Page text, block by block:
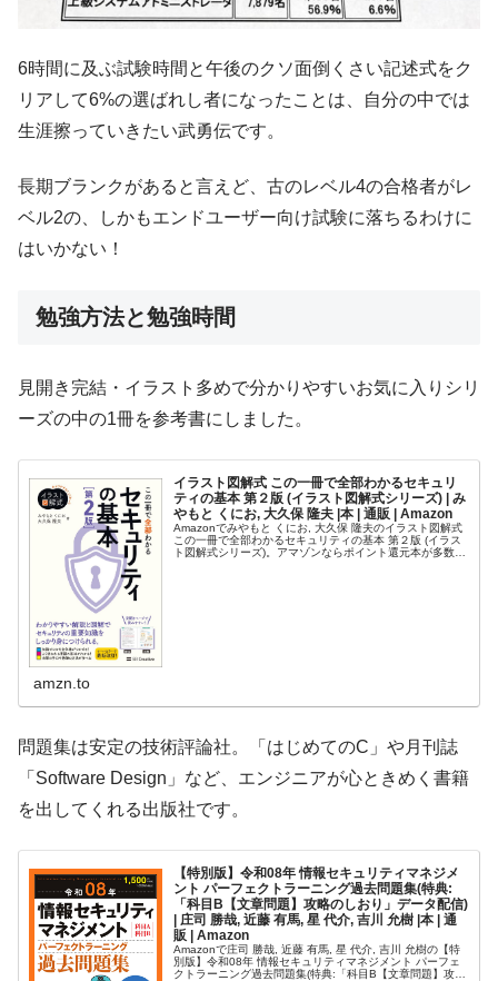
6時間に及ぶ試験時間と午後のクソ面倒くさい記述式をク
リアして6%の選ばれし者になったことは、自分の中では
生涯擦っていきたい武勇伝です。
長期ブランクがあると言えど、古のレベル4の合格者がレ
ベル2の、しかもエンドユーザー向け試験に落ちるわけに
はいかない！
勉強方法と勉強時間
見開き完結・イラスト多めで分かりやすいお気に入りシリ
ーズの中の1冊を参考書にしました。
イラスト図解式 この一冊で全部わかるセキュリ
ティの基本 第２版 (イラスト図解式シリーズ) | み
やもと くにお, 大久保 隆夫 |本 | 通販 | Amazon
Amazonでみやもと くにお, 大久保 隆夫のイラスト図解式
この一冊で全部わかるセキュリティの基本 第２版 (イラス
ト図解式シリーズ)。アマゾンならポイント還元本が多数。
amzn.to
問題集は安定の技術評論社。「はじめてのC」や月刊誌
「Software Design」など、エンジニアが心ときめく書籍
を出してくれる出版社です。
【特別版】令和08年 情報セキュリティマネジメ
ント パーフェクトラーニング過去問題集(特典:
「科目B【文章問題】攻略のしおり」データ配信)
| 庄司 勝哉, 近藤 有馬, 星 代介, 吉川 允樹 |本 | 通
販 | Amazon
Amazonで庄司 勝哉, 近藤 有馬, 星 代介, 吉川 允樹の【特
別版】令和08年 情報セキュリティマネジメント パーフェ
クトラーニング過去問題集(特典:「科目B【文章問題】攻略